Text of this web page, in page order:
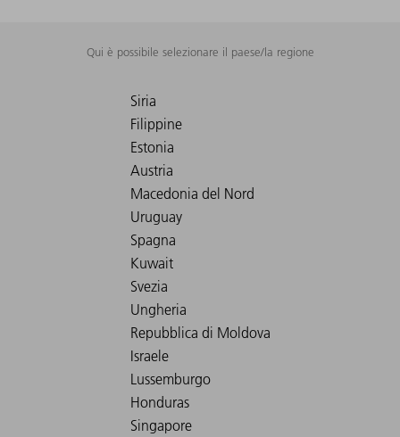
Qui è possibile selezionare il paese/la regione